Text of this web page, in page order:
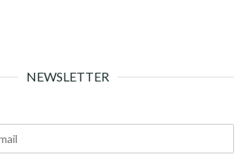
NEWSLETTER